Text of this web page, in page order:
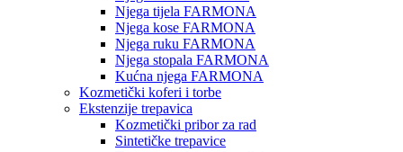
Njega tijela FARMONA
Njega kose FARMONA
Njega ruku FARMONA
Njega stopala FARMONA
Kućna njega FARMONA
Kozmetički koferi i torbe
Ekstenzije trepavica
Kozmetički pribor za rad
Sintetičke trepavice